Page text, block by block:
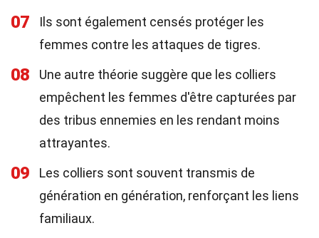
07
Ils sont également censés protéger les
femmes contre les attaques de tigres.
08
Une autre théorie suggère que les colliers
empêchent les femmes d'être capturées par
des tribus ennemies en les rendant moins
attrayantes.
09
Les colliers sont souvent transmis de
génération en génération, renforçant les liens
familiaux.